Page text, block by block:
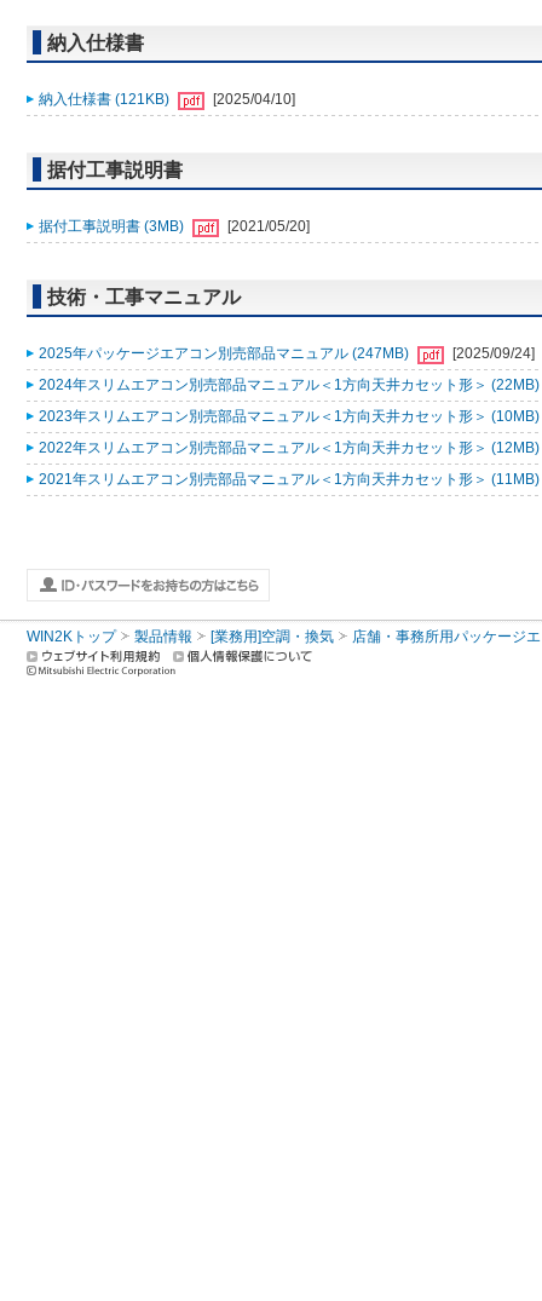
納入仕様書
納入仕様書 (121KB) [2025/04/10]
据付工事説明書
据付工事説明書 (3MB) [2021/05/20]
技術・工事マニュアル
2025年パッケージエアコン別売部品マニュアル (247MB)
[2025/09/24]
2024年スリムエアコン別売部品マニュアル＜1方向天井カセット形＞ (22MB)
2023年スリムエアコン別売部品マニュアル＜1方向天井カセット形＞ (10MB)
2022年スリムエアコン別売部品マニュアル＜1方向天井カセット形＞ (12MB)
2021年スリムエアコン別売部品マニュアル＜1方向天井カセット形＞ (11MB)
WIN2Kトップ 製品情報 [業務用]空調・換気 店舗・事務所用パッケージ